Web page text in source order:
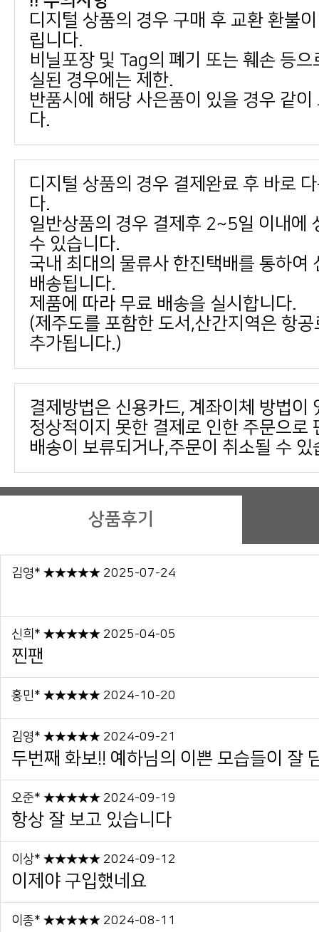
립니다.
실된 경우에는 제한.
다.
다.
수 있습니다.
배송됩니다.
제품에 따라 무료 배송을 실시합니다.
추가됩니다.)
결제방법은 신용카드, 계좌이체 방법이
배송이 보류되거나,주문이 취소될 수 있
상품후기
김영* ★★★★★ 2025-07-24
신희* ★★★★★ 2025-04-05
찐팬
홍민* ★★★★★ 2024-10-20
김영* ★★★★★ 2024-09-21
두번째 화보!! 예하님의 이쁜 모습들이 잘
오준* ★★★★★ 2024-09-19
항상 잘 보고 있습니다
이상* ★★★★★ 2024-09-12
이제야 구입했네요
이종* ★★★★★ 2024-08-11